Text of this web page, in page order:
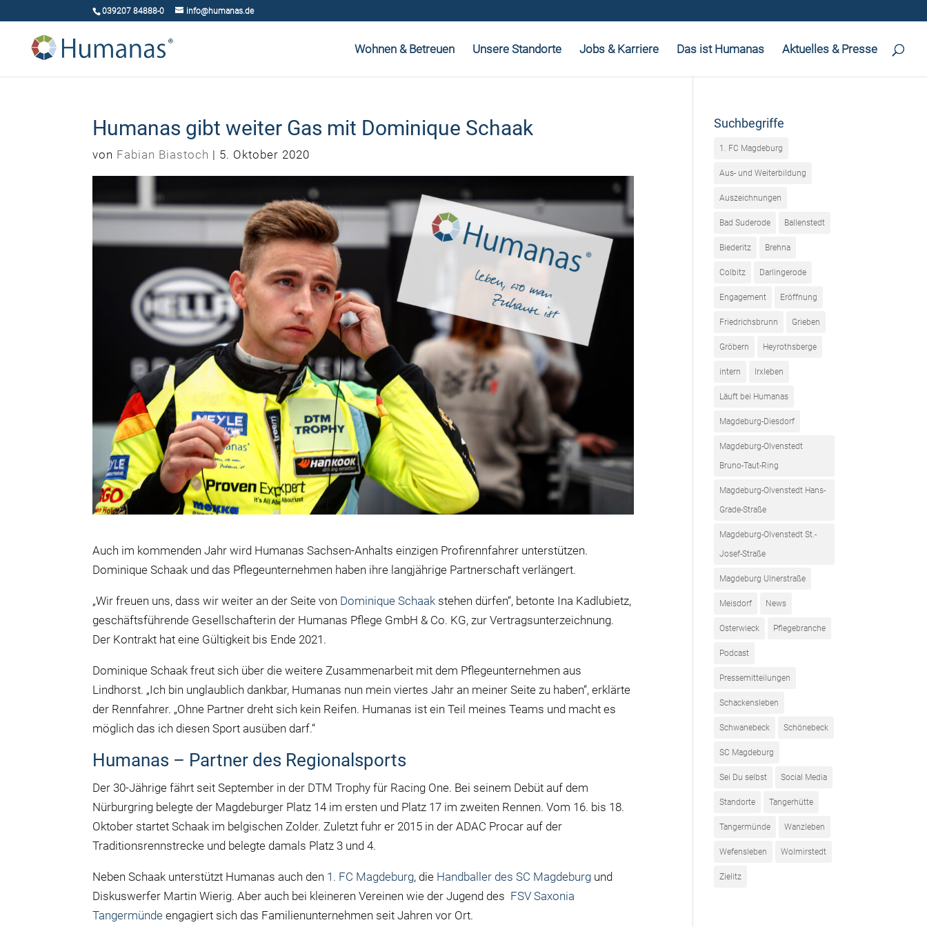
039207 84888-0 info@humanas.de
Wohnen & Betreuen Unsere Standorte Jobs & Karriere Das ist Humanas Aktuelles & Presse
Humanas gibt weiter Gas mit Dominique Schaak
von Fabian Biastoch | 5. Oktober 2020
Auch im kommenden Jahr wird Humanas Sachsen-Anhalts einzigen Profirennfahrer unterstützen.
Dominique Schaak und das Pflegeunternehmen haben ihre langjährige Partnerschaft verlängert.
„Wir freuen uns, dass wir weiter an der Seite von Dominique Schaak stehen dürfen“, betonte Ina Kadlubietz,
geschäftsführende Gesellschafterin der Humanas Pflege GmbH & Co. KG, zur Vertragsunterzeichnung.
Der Kontrakt hat eine Gültigkeit bis Ende 2021.
Dominique Schaak freut sich über die weitere Zusammenarbeit mit dem Pflegeunternehmen aus
Lindhorst. „Ich bin unglaublich dankbar, Humanas nun mein viertes Jahr an meiner Seite zu haben“, erklärte
der Rennfahrer. „Ohne Partner dreht sich kein Reifen. Humanas ist ein Teil meines Teams und macht es
möglich das ich diesen Sport ausüben darf.“
Humanas – Partner des Regionalsports
Der 30-Jährige fährt seit September in der DTM Trophy für Racing One. Bei seinem Debüt auf dem
Nürburgring belegte der Magdeburger Platz 14 im ersten und Platz 17 im zweiten Rennen. Vom 16. bis 18.
Oktober startet Schaak im belgischen Zolder. Zuletzt fuhr er 2015 in der ADAC Procar auf der
Traditionsrennstrecke und belegte damals Platz 3 und 4.
Neben Schaak unterstützt Humanas auch den 1. FC Magdeburg, die Handballer des SC Magdeburg und
Diskuswerfer Martin Wierig. Aber auch bei kleineren Vereinen wie der Jugend des FSV Saxonia
Tangermünde engagiert sich das Familienunternehmen seit Jahren vor Ort.
Suchbegriffe
1. FC Magdeburg
Aus- und Weiterbildung
Auszeichnungen
Bad Suderode Ballenstedt
Biederitz Brehna
Colbitz Darlingerode
Engagement Eröffnung
Friedrichsbrunn Grieben
Gröbern Heyrothsberge
intern Irxleben
Läuft bei Humanas
Magdeburg-Diesdorf
Magdeburg-Olvenstedt
Bruno-Taut-Ring
Magdeburg-Olvenstedt Hans-
Grade-Straße
Magdeburg-Olvenstedt St.-
Josef-Straße
Magdeburg Ulnerstraße
Meisdorf News
Osterwieck Pflegebranche
Podcast
Pressemitteilungen
Schackensleben
Schwanebeck Schönebeck
SC Magdeburg
Sei Du selbst Social Media
Standorte Tangerhütte
Tangermünde Wanzleben
Wefensleben Wolmirstedt
Zielitz